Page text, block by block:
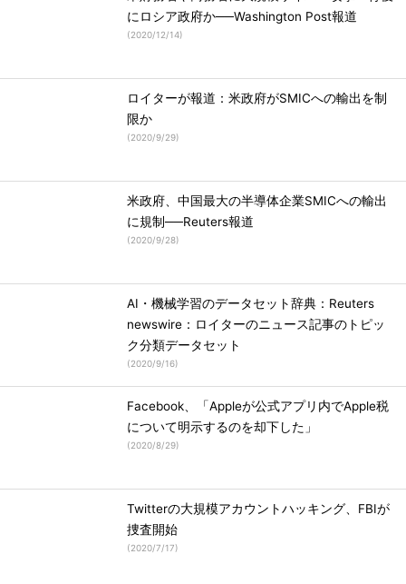
にロシア政府か──Washington Post報道
(2020/12/14)
ロイターが報道：米政府がSMICへの輸出を制
限か
(2020/9/29)
米政府、中国最大の半導体企業SMICへの輸出
に規制──Reuters報道
(2020/9/28)
AI・機械学習のデータセット辞典：Reuters
newswire：ロイターのニュース記事のトピッ
ク分類データセット
(2020/9/16)
Facebook、「Appleが公式アプリ内でApple税
について明示するのを却下した」
(2020/8/29)
Twitterの大規模アカウントハッキング、FBIが
捜査開始
(2020/7/17)